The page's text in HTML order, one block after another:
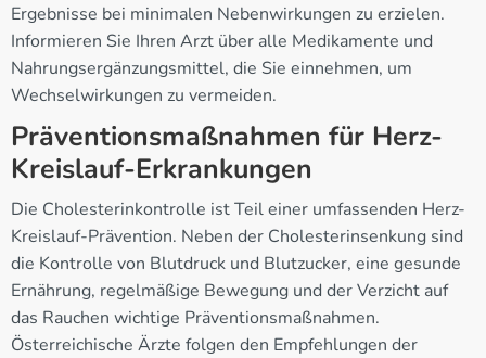
Ergebnisse bei minimalen Nebenwirkungen zu erzielen.
Informieren Sie Ihren Arzt über alle Medikamente und
Nahrungsergänzungsmittel, die Sie einnehmen, um
Wechselwirkungen zu vermeiden.
Präventionsmaßnahmen für Herz-
Kreislauf-Erkrankungen
Die Cholesterinkontrolle ist Teil einer umfassenden Herz-
Kreislauf-Prävention. Neben der Cholesterinsenkung sind
die Kontrolle von Blutdruck und Blutzucker, eine gesunde
Ernährung, regelmäßige Bewegung und der Verzicht auf
das Rauchen wichtige Präventionsmaßnahmen.
Österreichische Ärzte folgen den Empfehlungen der